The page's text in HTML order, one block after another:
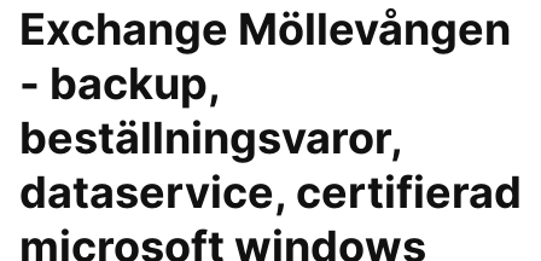
Exchange Möllevången
- backup,
beställningsvaror,
dataservice, certifierad
microsoft windows